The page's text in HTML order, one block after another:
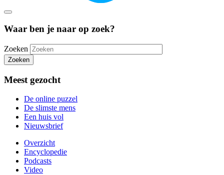
Waar ben je naar op zoek?
Zoeken
Zoeken
Meest gezocht
De online puzzel
De slimste mens
Een huis vol
Nieuwsbrief
Overzicht
Encyclopedie
Podcasts
Video